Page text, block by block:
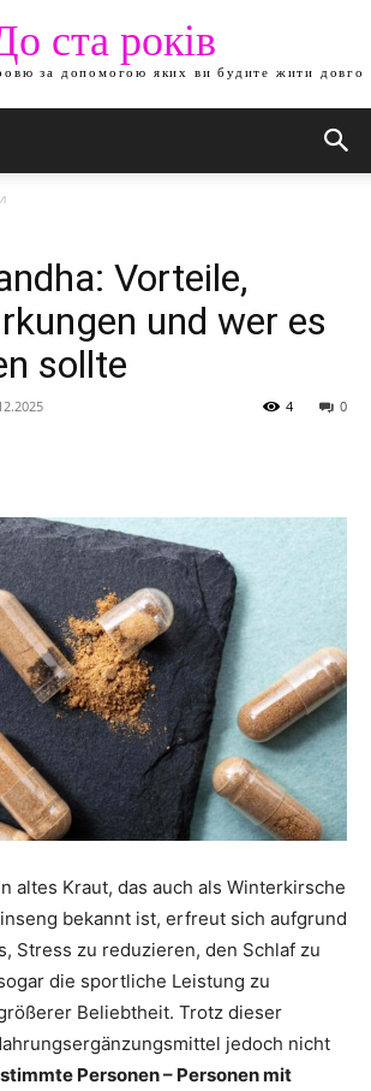
ста років
за допомогою яких ви будите жити довго
Vorteile,
und wer es
sollte
0
4
altes Kraut, das auch als Winterkirsche
bekannt ist, erfreut sich aufgrund
Stress zu reduzieren, den Schlaf zu
die sportliche Leistung zu
Beliebtheit. Trotz dieser
jedoch nicht
Personen – Personen mit